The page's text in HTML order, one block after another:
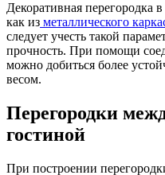
Декоративная перегородка
как из металлического
следует учесть такой
прочность. При помощи
можно добиться более
весом.
Перегородки
гостиной
При построении